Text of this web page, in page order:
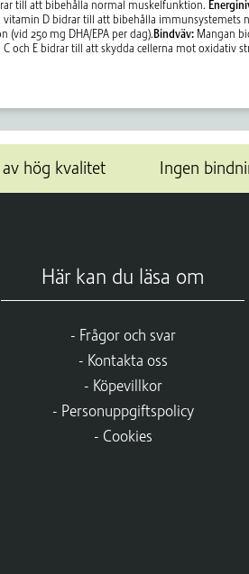
till att bibehålla normal muskelfunktion.
vitamin D bidrar till att bibehålla immunsystemets
250 mg DHA/EPA per dag).Bindväv:Mangan
och E bidrar till att skydda cellerna mot oxidativ
hög kvalitet Ingen
Här kan du läsa om
Frågor och svar
Kontakta oss
Köpevillkor
Personuppgiftspolicy
Cookies